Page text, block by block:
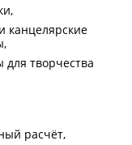
канцелярские
для творчества
расчёт